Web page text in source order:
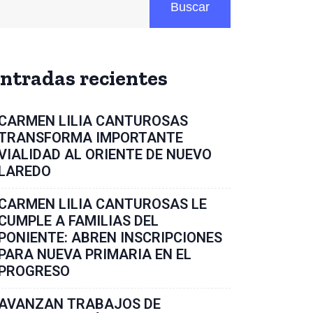
Buscar
recientes
LILIA CANTUROSAS
IMPORTANTE
AL ORIENTE DE NUEVO
LILIA CANTUROSAS LE
A FAMILIAS DEL
ABREN INSCRIPCIONES
NUEVA PRIMARIA EN EL
TRABAJOS DE